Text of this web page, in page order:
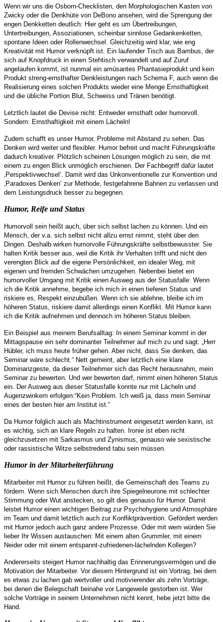
Wenn wir uns die Osborn-Checklisten, den Morphologischen Kasten von
Zwicky oder die Denkhüte von DeBono ansehen, wird die Sprengung der
engen Denkketten deutlich: Hier geht es um Übertreibungen,
Untertreibungen, Assoziationen, scheinbar sinnlose Gedankenketten,
spontane Ideen oder Rollenwechsel. Gleichzeitig wird klar, wie eng
Kreativität mit Humor verknüpft ist. Ein laufender Tisch aus Bambus, der
sich auf Knopfdruck in einen Stehtisch verwandelt und auf Zuruf
angelaufen kommt, ist nunmal ein amüsantes Phantasieprodukt und kein
Produkt streng-ernsthafter Denkleistungen nach Schema F, auch wenn die
Realisierung eines solchen Produkts wieder eine Menge Ernsthaftigkeit
und die übliche Portion Blut, Schweiss und Tränen benötigt.
Letztlich lautet die Devise nicht: Entweder ernsthaft oder humorvoll.
Sondern: Ernsthaftigkeit mit einem Lächeln!
Zudem schafft es unser Humor, Probleme mit Abstand zu sehen. Das
Denken wird weiter und flexibler. Humor befreit und macht Führungskräfte
dadurch kreativer. Plötzlich scheinen Lösungen möglich zu sein, die mit
einem zu engen Blick unmöglich erschienen. Der Fachbegriff dafür lautet
‚Perspektivwechsel‘. Damit wird das Unkonventionelle zur Konvention und
‚Paradoxes Denken‘ zur Methode, festgefahrene Bahnen zu verlassen und
dem Leistungsdruck besser zu begegnen.
Humor, Reife und Status
Humorvoll sein heißt auch, über sich selbst lachen zu können. Und ein
Mensch, der v.a. sich selbst nicht allzu ernst nimmt, steht über den
Dingen. Deshalb wirken humorvolle Führungskräfte selbstbewusster. Sie
halten Kritik besser aus, weil die Kritik ihr Verhalten trifft und nicht den
verengten Blick auf die eigene Persönlichkeit, ein idealer Weg, mit
eigenen und fremden Schwächen umzugehen. Nebenbei bietet ein
humorvoller Umgang mit Kritik einen Ausweg aus der Statusfalle: Wenn
ich die Kritik annehme, begebe ich mich in einen tieferen Status und
riskiere es, Respekt einzubüßen. Wenn ich sie ablehne, bleibe ich im
höheren Status, riskiere damit allerdings einen Konflikt. Mit Humor kann
ich die Kritik aufnehmen und dennoch im höheren Status bleiben.
Ein Beispiel aus meinem Berufsalltag: In einem Seminar kommt in der
Mittagspause ein sehr dominanter Teilnehmer auf mich zu und sagt: „Herr
Hübler, ich muss heute früher gehen. Aber nicht, dass Sie denken, das
Seminar wäre schlecht.“ Nett gemeint, aber letztlich eine klare
Dominanzgeste, da dieser Teilnehmer sich das Recht herausnahm, mein
Seminar zu bewerten. Und wer bewerten darf, nimmt einen höheren Status
ein. Der Ausweg aus dieser Statusfalle konnte nur mit Lächeln und
Augenzwinkern erfolgen:“Kein Problem. Ich weiß ja, dass mein Seminar
eines der besten hier am Institut ist.“
Da Humor folglich auch als Machtinstrument eingesetzt werden kann, ist
es wichtig, sich an klare Regeln zu halten. Ironie ist eben nicht
gleichzusetzen mit Sarkasmus und Zynismus, genauso wie sexistische
oder rassistische Witze selbstredend tabu sein müssen.
Humor in der Mitarbeiterführung
Mitarbeiter mit Humor zu führen heißt, die Gemeinschaft des Teams zu
fördern. Wenn sich Menschen durch ihre Spiegelneurone mit schlechter
Stimmung oder Wut anstecken, so gilt dies genauso für Humor. Damit
leistet Humor einen wichtigen Beitrag zur Psychohygiene und Atmosphäre
im Team und damit letztlich auch zur Konfliktprävention. Gefördert werden
mit Humor jedoch auch ganz andere Prozesse. Oder mit wem würden Sie
lieber Ihr Wissen austauschen: Mit einem alten Grummler, mit einem
Neider oder mit einem entspannt-zufriedenen-lächelnden Kollegen?
Andererseits steigert Humor nachhaltig das Erinnerungsvermögen und die
Motivation der Mitarbeiter. Vor diesem Hintergrund ist ein Vortrag, bei dem
es etwas zu lachen gab wertvoller und motivierender als zehn Vorträge,
bei denen die Belegschaft beinahe vor Langeweile gestorben ist. Wer
solche Vorträge in seinem Unternehmen nicht kennt, hebe jetzt bitte die
Hand.